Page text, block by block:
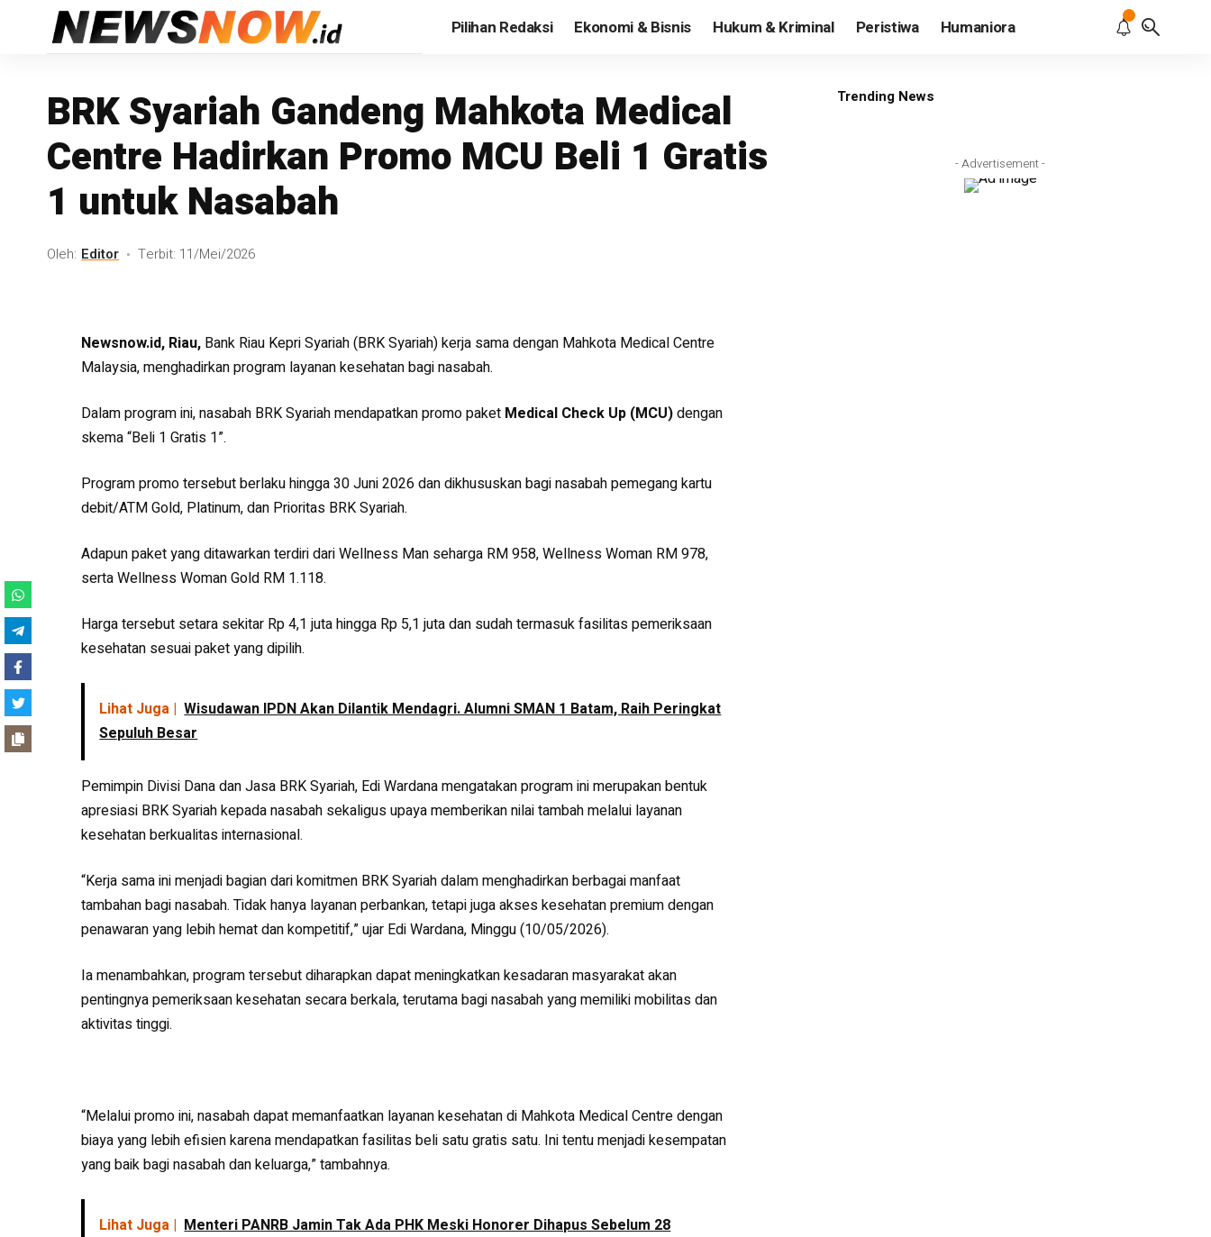
Pilihan Redaksi Ekonomi & Bisnis Hukum & Kriminal Peristiwa Humaniora
BRK Syariah Gandeng Mahkota Medical
Centre Hadirkan Promo MCU Beli 1 Gratis
1 untuk Nasabah
Oleh: Editor Terbit: 11/Mei/2026
Newsnow.id, Riau, Bank Riau Kepri Syariah (BRK Syariah) kerja sama dengan Mahkota Medical Centre
Malaysia, menghadirkan program layanan kesehatan bagi nasabah.
Dalam program ini, nasabah BRK Syariah mendapatkan promo paket Medical Check Up (MCU)dengan
skema “Beli 1 Gratis 1”.
Program promo tersebut berlaku hingga 30 Juni 2026 dan dikhususkan bagi nasabah pemegang kartu
debit/ATM Gold, Platinum, dan Prioritas BRK Syariah.
Adapun paket yang ditawarkan terdiri dari Wellness Man seharga RM 958, Wellness Woman RM 978,
serta Wellness Woman Gold RM 1.118.
Harga tersebut setara sekitar Rp 4,1 juta hingga Rp 5,1 juta dan sudah termasuk fasilitas pemeriksaan
kesehatan sesuai paket yang dipilih.
Lihat Juga | Wisudawan IPDN Akan Dilantik Mendagri. Alumni SMAN 1 Batam, Raih Peringkat
Sepuluh Besar
Pemimpin Divisi Dana dan Jasa BRK Syariah, Edi Wardana mengatakan program ini merupakan bentuk
apresiasi BRK Syariah kepada nasabah sekaligus upaya memberikan nilai tambah melalui layanan
kesehatan berkualitas internasional.
“Kerja sama ini menjadi bagian dari komitmen BRK Syariah dalam menghadirkan berbagai manfaat
tambahan bagi nasabah. Tidak hanya layanan perbankan, tetapi juga akses kesehatan premium dengan
penawaran yang lebih hemat dan kompetitif,” ujar Edi Wardana, Minggu (10/05/2026).
Ia menambahkan, program tersebut diharapkan dapat meningkatkan kesadaran masyarakat akan
pentingnya pemeriksaan kesehatan secara berkala, terutama bagi nasabah yang memiliki mobilitas dan
aktivitas tinggi.
“Melalui promo ini, nasabah dapat memanfaatkan layanan kesehatan di Mahkota Medical Centre dengan
biaya yang lebih efisien karena mendapatkan fasilitas beli satu gratis satu. Ini tentu menjadi kesempatan
yang baik bagi nasabah dan keluarga,” tambahnya.
Lihat Juga | Menteri PANRB Jamin Tak Ada PHK Meski Honorer Dihapus Sebelum 28
Trending News
- Advertisement -